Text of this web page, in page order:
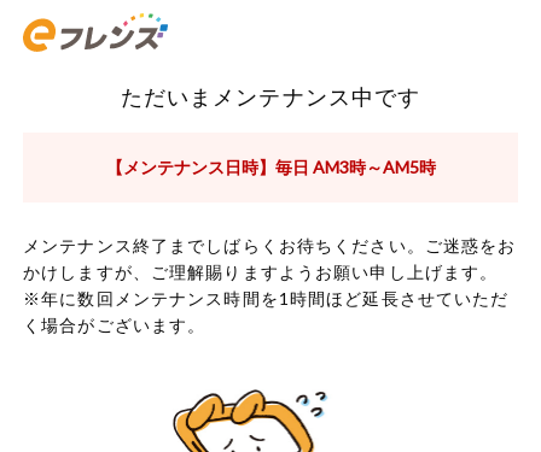
ただいまメンテナンス中です
【メンテナンス日時】毎日 AM3時～AM5時
メンテナンス終了までしばらくお待ちください。ご迷惑をお
かけしますが、ご理解賜りますようお願い申し上げます。
※年に数回メンテナンス時間を1時間ほど延長させていただ
く場合がございます。